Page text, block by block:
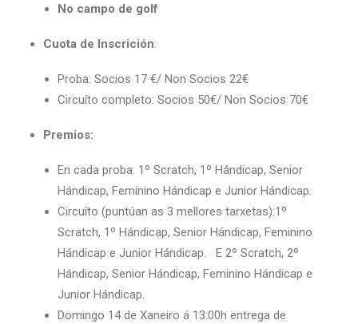
No campo de golf
Cuota de Inscrición:
Proba: Socios 17 €/ Non Socios 22€
Circuíto completo: Socios 50€/ Non Socios 70€
Premios:
En cada proba: 1º Scratch, 1º Hándicap, Senior
Hándicap, Feminino Hándicap e Junior Hándicap.
Circuíto (puntúan as 3 mellores tarxetas):1º
Scratch, 1º Hándicap, Senior Hándicap, Feminino
Hándicap e Junior Hándicap. E 2º Scratch, 2º
Hándicap, Senior Hándicap, Feminino Hándicap e
Junior Hándicap.
Domingo 14 de Xaneiro á 13:00h entrega de